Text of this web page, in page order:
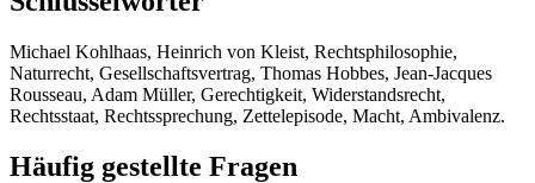
Michael Kohlhaas, Heinrich von Kleist, Rechtsphilosophie,
Naturrecht, Gesellschaftsvertrag, Thomas Hobbes, Jean-Jacques
Rousseau, Adam Müller, Gerechtigkeit, Widerstandsrecht,
Rechtsstaat, Rechtssprechung, Zettelepisode, Macht, Ambivalenz.
Häufig gestellte Fragen